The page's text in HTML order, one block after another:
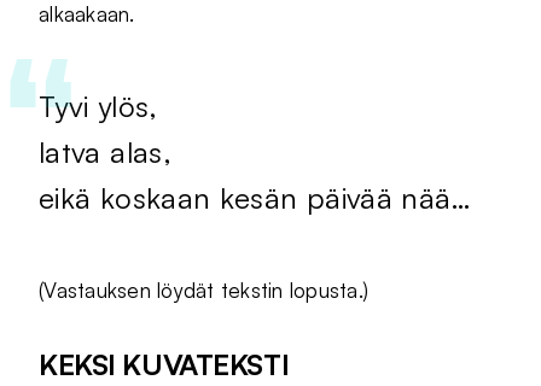
alkaakaan.
Tyvi ylös,
latva alas,
eikä koskaan kesän päivää nää…
(Vastauksen löydät tekstin lopusta.)
KEKSI KUVATEKSTI